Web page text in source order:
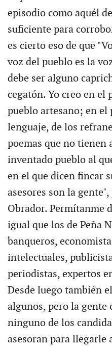
episodio como aquél
suficiente para
es cierto eso de que
voz del pueblo es la
debe ser alguno
cegatón. Yo creo en el
pueblo artesano; en
lenguaje, de los
poemas que no tienen
inventado pueblo al
en el que dicen fincar
asesores son la
Obrador. Permítanme
igual que los de Peña
banqueros,
intelectuales,
periodistas, expertos
Desde luego también
algunos, pero la gente
ninguno de los
asesoran para llegarle